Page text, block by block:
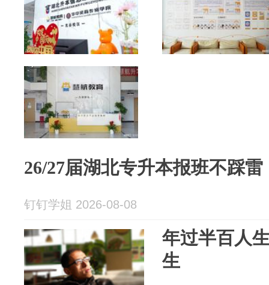
26/27届湖北专升本报班不踩
钉钉学姐 2026-08-08
年过半百人
生